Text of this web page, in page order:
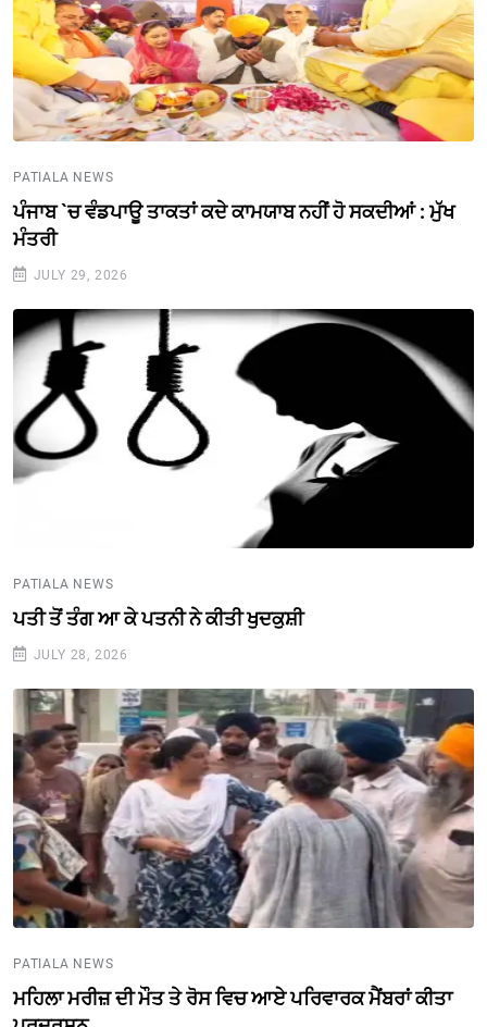
PATIALA NEWS
ਪੰਜਾਬ `ਚ ਵੰਡਪਾਊ ਤਾਕਤਾਂ ਕਦੇ ਕਾਮਯਾਬ ਨਹੀਂ ਹੋ ਸਕਦੀਆਂ : ਮੁੱਖ
ਮੰਤਰੀ
JULY 29, 2026
PATIALA NEWS
ਪਤੀ ਤੋਂ ਤੰਗ ਆ ਕੇ ਪਤਨੀ ਨੇ ਕੀਤੀ ਖੁਦਕੁਸ਼ੀ
JULY 28, 2026
PATIALA NEWS
ਮਹਿਲਾ ਮਰੀਜ਼ ਦੀ ਮੌਤ ਤੇ ਰੋਸ ਵਿਚ ਆਏ ਪਰਿਵਾਰਕ ਮੈਂਬਰਾਂ ਕੀਤਾ